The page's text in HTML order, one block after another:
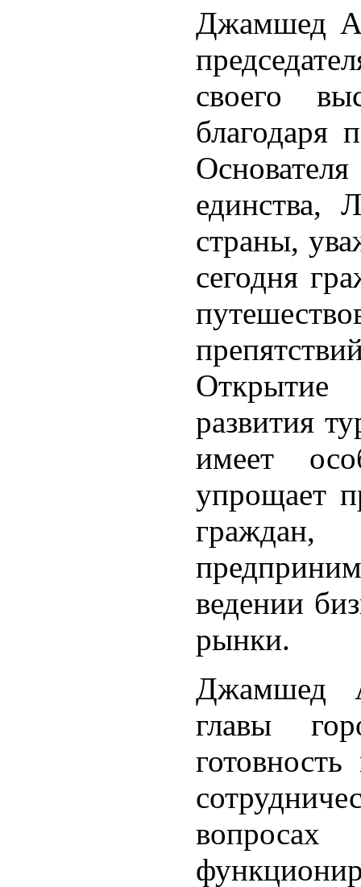
Джамшед
своего
благодаря
единства,
страны,
сегодня
развития
имеет
упрощает
граждан,
ведении
рынки.
Джамшед
главы